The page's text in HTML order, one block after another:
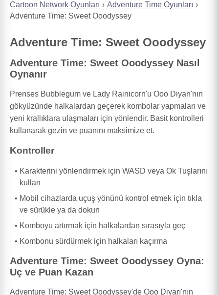
Cartoon Network Oyunları
Adventure Time Oyunları
Adventure Time: Sweet Ooodyssey
Adventure Time: Sweet Ooodyssey
Adventure Time: Sweet Ooodyssey Nasıl
Oynanır
Prenses Bubblegum ve Lady Rainicorn'u Ooo Diyarı'nın
gökyüzünde halkalardan geçerek kombolar yapmaları ve
yeni krallıklara ulaşmaları için yönlendir. Basit kontrolleri
kullanarak gezin ve puanını maksimize et.
Kontroller
Karakterini yönlendirmek için WASD veya Ok Tuşlarını
kullan
Mobil cihazlarda uçuş yönünü kontrol etmek için tıkla
ve sürükle ya da dokun
Komboyu artırmak için halkalardan sırasıyla geç
Kombonu sürdürmek için halkaları kaçırma
Adventure Time: Sweet Ooodyssey Oyna:
Uç ve Puan Kazan
Adventure Time: Sweet Ooodyssey'de Ooo Diyarı'nın